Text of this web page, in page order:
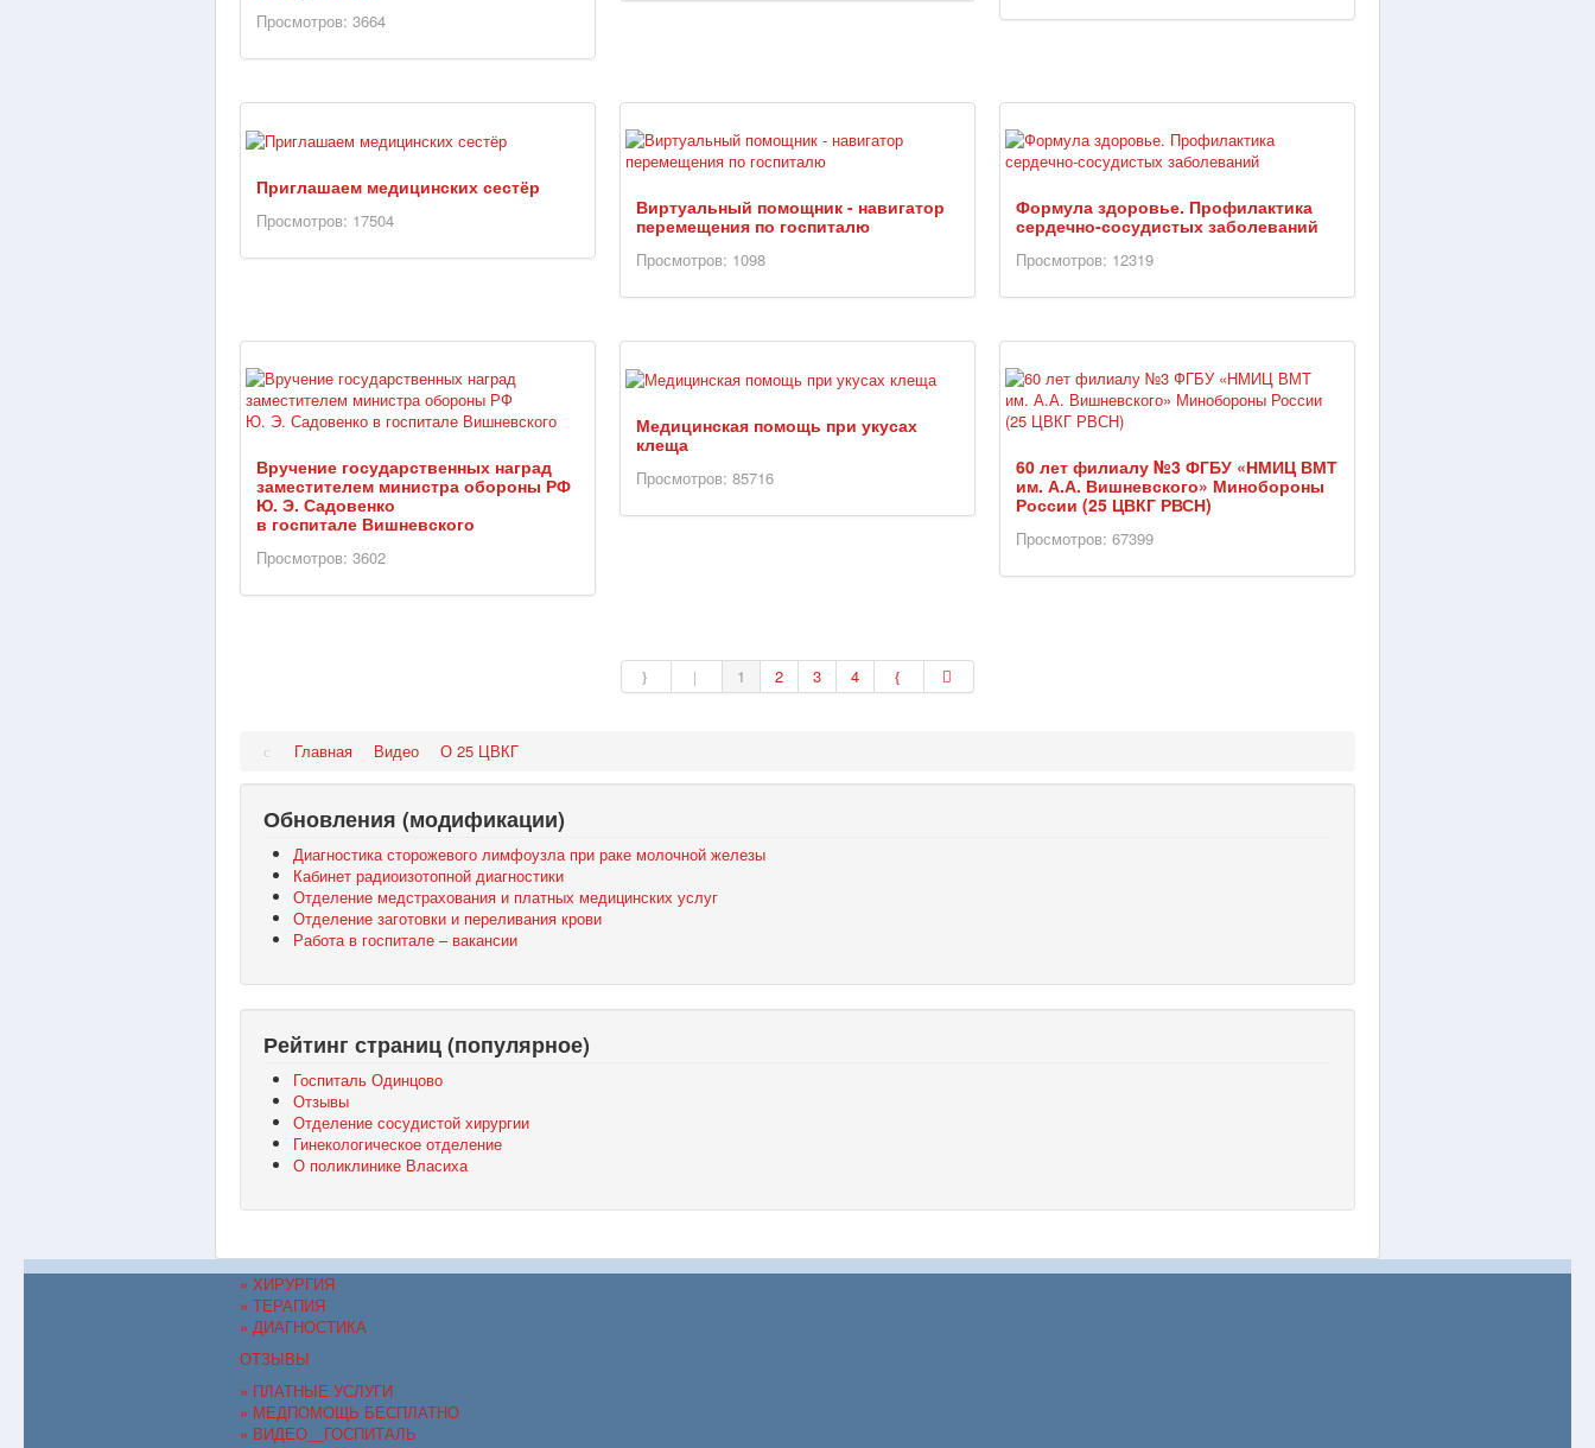
Просмотров: 3664
Приглашаем медицинских сестёр
Просмотров: 17504
Виртуальный помощник - навигатор
перемещения по госпиталю
Просмотров: 1098
Формула здоровье. Профилактика
сердечно-сосудистых заболеваний
Просмотров: 12319
Вручение государственных наград
заместителем министра обороны РФ
Ю. Э. Садовенко
в госпитале Вишневского
Просмотров: 3602
Медицинская помощь при укусах
клеща
Просмотров: 85716
60 лет филиалу №3 ФГБУ «НМИЦ ВМТ
им. А.А. Вишневского» Минобороны
России (25 ЦВКГ РВСН)
Просмотров: 67399
1 2 3 4
Главная Видео О 25 ЦВКГ
Обновления (модификации)
Диагностика сторожевого лимфоузла при раке молочной железы
Кабинет радиоизотопной диагностики
Отделение медстрахования и платных медицинских услуг
Отделение заготовки и переливания крови
Работа в госпитале – вакансии
Рейтинг страниц (популярное)
Госпиталь Одинцово
Отзывы
Отделение сосудистой хирургии
Гинекологическое отделение
О поликлинике Власиха
» ХИРУРГИЯ
» ТЕРАПИЯ
» ДИАГНОСТИКА
ОТЗЫВЫ
» ПЛАТНЫЕ УСЛУГИ
» МЕДПОМОЩЬ БЕСПЛАТНО
» ВИДЕО__ГОСПИТАЛЬ